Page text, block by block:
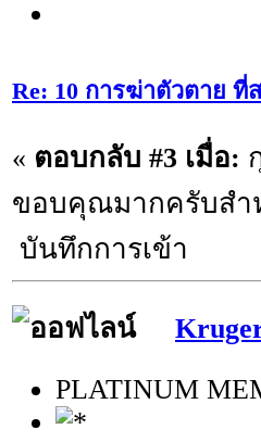
Re: 10 การฆ่าตัวตาย
« ตอบกลับ #3 เมื่อ:
ขอบคุณมากครับสำ
บันทึกการเข้า
PLATINUM